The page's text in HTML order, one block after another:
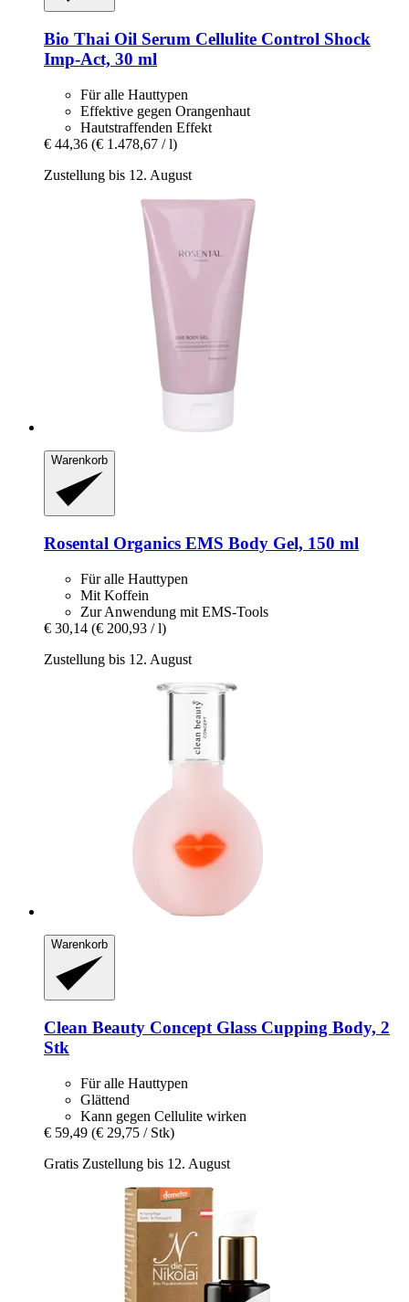
Bio Thai Oil Serum Cellulite Control Shock
Imp-​Act, 30 ml
Für alle Hauttypen
Effektive gegen Orangenhaut
Hautstraffenden Effekt
€ 44,36 (€ 1.478,67 / l)
Zustellung bis 12. August
Warenkorb
Rosental Organics EMS Body Gel, 150 ml
Für alle Hauttypen
Mit Koffein
Zur Anwendung mit EMS-Tools
€ 30,14 (€ 200,93 / l)
Zustellung bis 12. August
Warenkorb
Clean Beauty Concept Glass Cupping Body, 2
Stk
Für alle Hauttypen
Glättend
Kann gegen Cellulite wirken
€ 59,49 (€ 29,75 / Stk)
Gratis Zustellung bis 12. August